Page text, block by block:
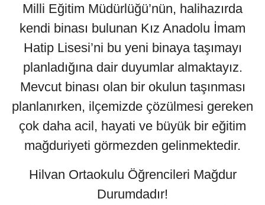
Milli Eğitim Müdürlüğü’nün, halihazırda
kendi binası bulunan Kız Anadolu İmam
Hatip Lisesi’ni bu yeni binaya taşımayı
planladığına dair duyumlar almaktayız.
Mevcut binası olan bir okulun taşınması
planlanırken, ilçemizde çözülmesi gereken
çok daha acil, hayati ve büyük bir eğitim
mağduriyeti görmezden gelinmektedir.
Hilvan Ortaokulu Öğrencileri Mağdur
Durumdadır!